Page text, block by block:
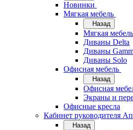
Новинки
Мягкая мебель
Назад
Мягкая мебель
Диваны Delta
Диваны
Диваны Solo
Офисная мебель
Назад
Офисная
Экраны и
Офисные кресла
Кабинет руководителя
Назад